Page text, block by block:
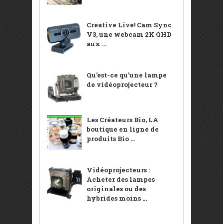
Creative Live! Cam Sync
V3, une webcam 2K QHD
aux ...
Qu’est-ce qu’une lampe
de vidéoprojecteur ?
Les Créateurs Bio, LA
boutique en ligne de
produits Bio ...
Vidéoprojecteurs :
Acheter des lampes
originales ou des
hybrides moins ...